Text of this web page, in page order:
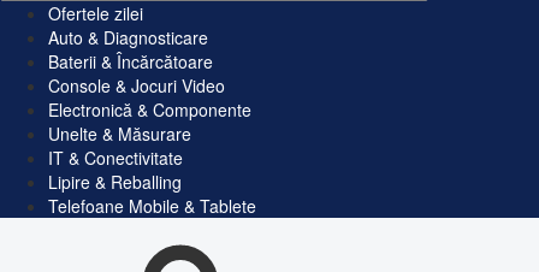
Ofertele zilei
Auto & Diagnosticare
Baterii & Încărcătoare
Console & Jocuri Video
Electronică & Componente
Unelte & Măsurare
IT & Conectivitate
Lipire & Reballing
Telefoane Mobile & Tablete